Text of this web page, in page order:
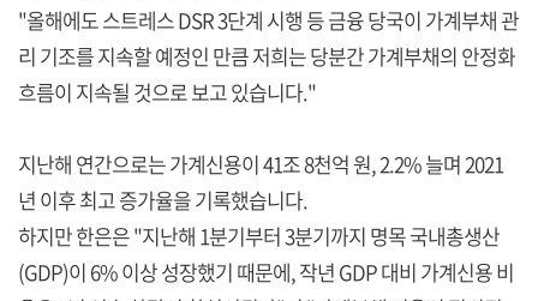
"올해에도 스트레스 DSR 3단계 시행 등 금융 당국이 가계부채 관
리 기조를 지속할 예정인 만큼 저희는 당분간 가계부채의 안정화
흐름이 지속될 것으로 보고 있습니다."
지난해 연간으로는 가계신용이 41조 8천억 원, 2.2% 늘며 2021
년 이후 최고 증가율을 기록했습니다.
하지만 한은은 "지난해 1분기부터 3분기까지 명목 국내총생산
(GDP)이 6% 이상 성장했기 때문에, 작년 GDP 대비 가계신용 비